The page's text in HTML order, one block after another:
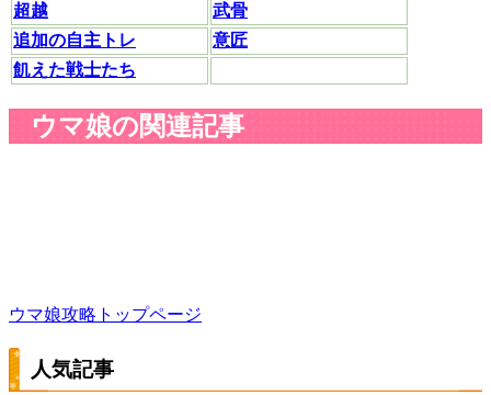
超越
武骨
追加の自主トレ
意匠
飢えた戦士たち
ウマ娘の関連記事
ウマ娘攻略トップページ
人気記事